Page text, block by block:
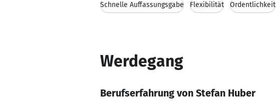
Schnelle Auffassungsgabe Flexibilität Ordentlichkeit
Werdegang
Berufserfahrung von Stefan Huber